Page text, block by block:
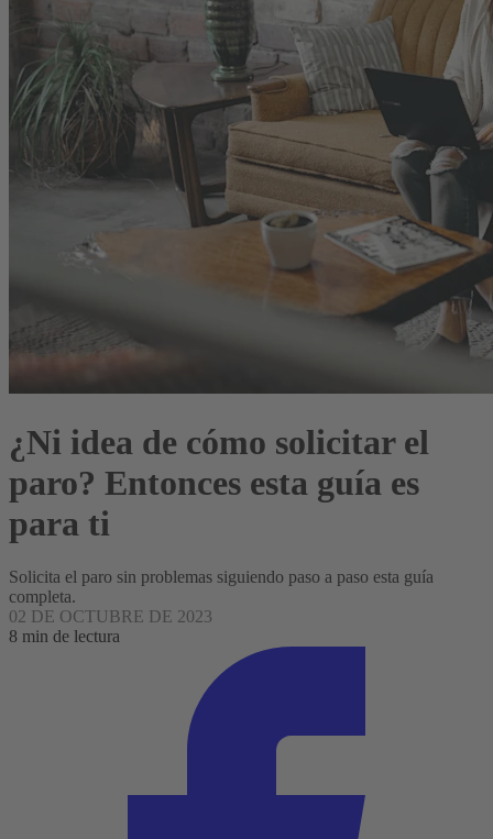
¿Ni idea de cómo solicitar el
paro? Entonces esta guía es
para ti
Solicita el paro sin problemas siguiendo paso a paso esta guía
completa.
02 DE OCTUBRE DE 2023
8 min de lectura